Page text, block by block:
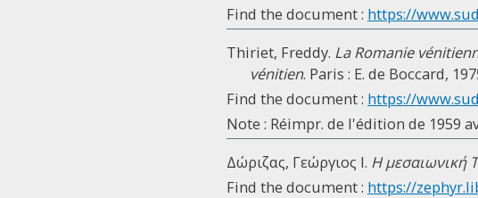
Find the document : https://
Thiriet, Freddy. La Romanie
vénitien. Paris : E. de Boccard,
Find the document : https://
Note : Réimpr. de l'édition de 1959
Δώριζας, Γεώργιος Ι. Η μεσαιωνική
Find the document : https://